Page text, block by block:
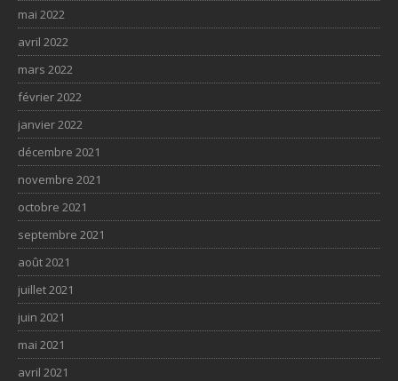
mai 2022
avril 2022
mars 2022
février 2022
janvier 2022
décembre 2021
novembre 2021
octobre 2021
septembre 2021
août 2021
juillet 2021
juin 2021
mai 2021
avril 2021